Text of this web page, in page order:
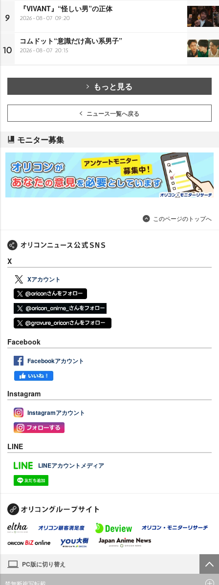
9
『VIVANT』“怪しい男”の正体
2026-08-07 09:20
10
コムドット“意識だけ高い系男子”
2026-08-07 20:15
もっと見る
ニュース一覧へ戻る
モニター募集
このページのトップへ
X
Xアカウント
Facebook
Facebookアカウント
Instagram
Instagramアカウント
LINE
LINEアカウントメディア
PC版に切り替え
禁無断複写転載